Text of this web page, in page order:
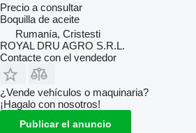
Precio a consultar
Boquilla de aceite
Rumanía, Cristesti
ROYAL DRU AGRO S.R.L.
Contacte con el vendedor
¿Vende vehículos o maquinaria?
¡Hagalo con nosotros!
Publicar el anuncio